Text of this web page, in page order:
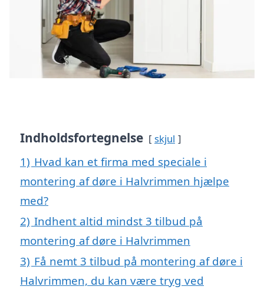
Indholdsfortegnelse skjul
1) Hvad kan et firma med speciale i
montering af døre i Halvrimmen hjælpe
med?
2) Indhent altid mindst 3 tilbud på
montering af døre i Halvrimmen
3) Få nemt 3 tilbud på montering af døre i
Halvrimmen, du kan være tryg ved